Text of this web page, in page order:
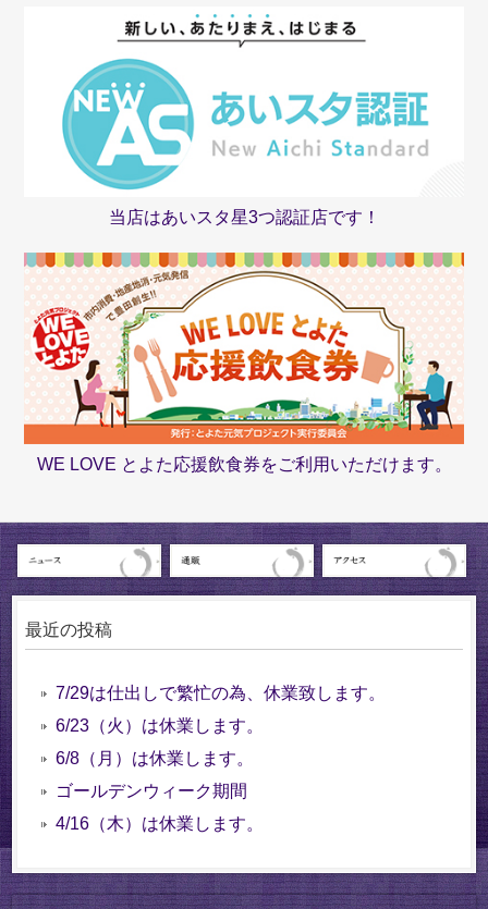
当店はあいスタ星3つ認証店です！
WE LOVE とよた応援飲食券をご利用いただけます。
最近の投稿
7/29は仕出しで繁忙の為、休業致します。
6/23（火）は休業します。
6/8（月）は休業します。
ゴールデンウィーク期間
4/16（木）は休業します。